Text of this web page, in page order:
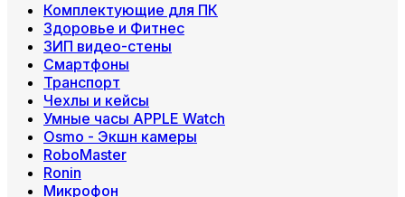
Комплектующие для ПК
Здоровье и Фитнес
ЗИП видео-стены
Смартфоны
Транспорт
Чехлы и кейсы
Умные часы APPLE Watch
Osmo - Экшн камеры
RoboMaster
Ronin
Микрофон